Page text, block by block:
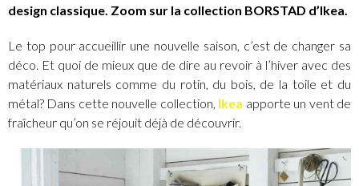
design classique. Zoom sur la collection BORSTAD d’Ikea.
Le top pour accueillir une nouvelle saison, c’est de changer sa
déco. Et quoi de mieux que de dire au revoir à l’hiver avec des
matériaux naturels comme du rotin, du bois, de la toile et du
métal? Dans cette nouvelle collection, Ikea apporte un vent de
fraîcheur qu’on se réjouit déjà de découvrir.